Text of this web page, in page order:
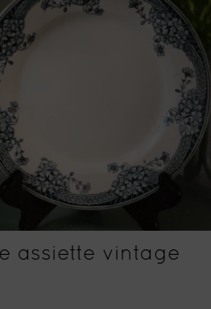
assiette vintage